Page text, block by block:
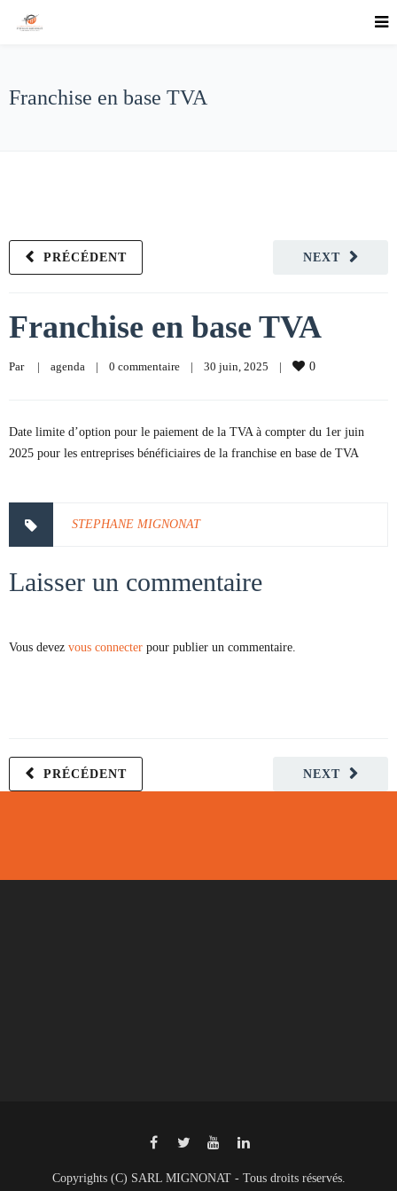
Franchise en base TVA
NEXT
PRÉCÉDENT
Franchise en base TVA
Par | agenda | 0 commentaire | 30 juin, 2025 | 0
Date limite d’option pour le paiement de la TVA à compter du 1er juin
2025 pour les entreprises bénéficiaires de la franchise en base de TVA
STEPHANE MIGNONAT
Laisser un commentaire
Vous devez vous connecter pour publier un commentaire.
NEXT
PRÉCÉDENT
Copyrights (C) SARL MIGNONAT - Tous droits réservés.